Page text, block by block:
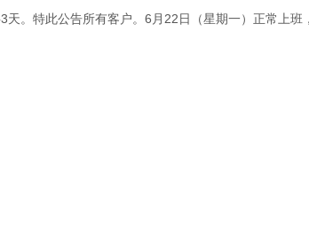
特此公告所有客户。6月22日（星期一）正常上班